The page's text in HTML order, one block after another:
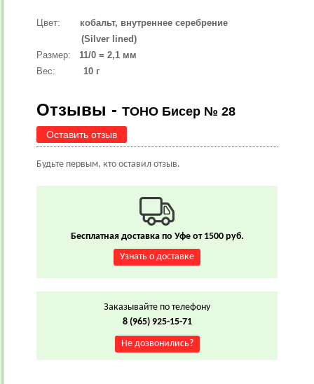
Цвет:
кобальт, внутреннее серебрение
(Silver lined)
Размер:
11/0 = 2,1 мм
Вес:
10 г
Отзывы - TOHO Бисер № 28
Оставить отзыв
Будьте первым, кто оставил отзыв.
Бесплатная доставка по Уфе от 1500 руб.
Узнать о доставке
Заказывайте по телефону
8 (965) 925-15-71
Не дозвонились?